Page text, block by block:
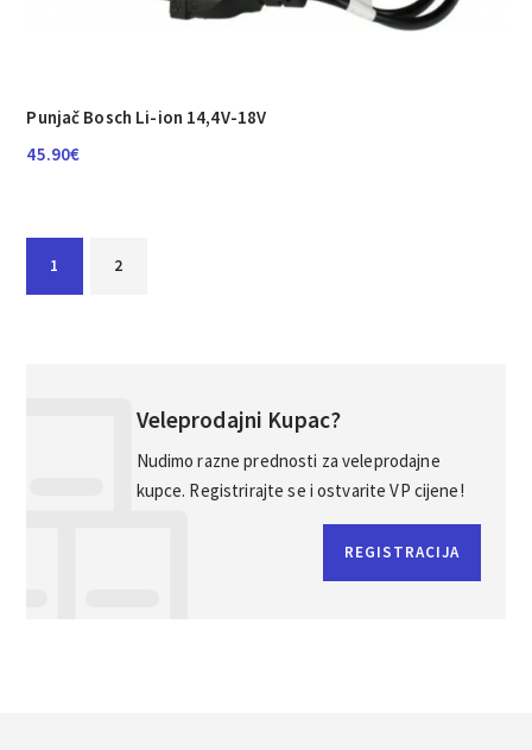
Punjač Bosch Li-ion 14,4V-18V
45.90€
1 2
Veleprodajni Kupac?
Nudimo razne prednosti za veleprodajne
kupce. Registrirajte se i ostvarite VP cijene!
REGISTRACIJA